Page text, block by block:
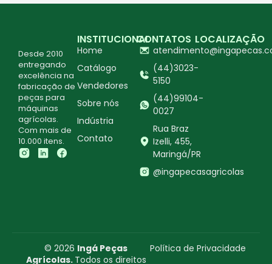
Desde 2010
entregando
excelência na
fabricação de
peças para
máquinas
agrícolas.
Com mais de
10.000 itens.
INSTITUCIONAL
Home
Catálogo
Vendedores
Sobre nós
Indústria
Contato
CONTATOS
(44)3023-
5150
(44)99104-
0027
Rua Braz
Izelli, 455,
Maringá/PR
@ingapecasagricolas
LOCALIZAÇÃO
© 2026 Ingá Peças
Agrícolas. Todos os direitos
Política de Privacidade